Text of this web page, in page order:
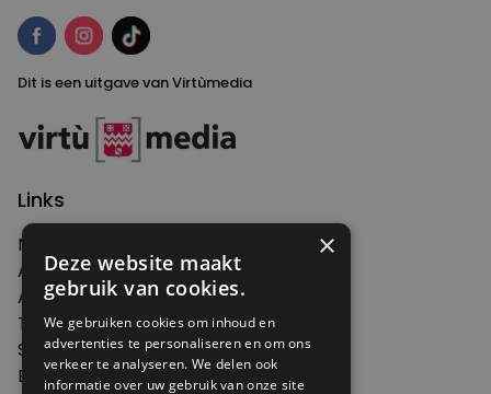
Dit is een uitgave van Virtùmedia
Links
Nieuws
Artikelen
Agenda
Thema's
Shop
Edities
×
Deze website maakt
gebruik van cookies.
We gebruiken cookies om inhoud en
advertenties te personaliseren en om ons
verkeer te analyseren. We delen ook
informatie over uw gebruik van onze site